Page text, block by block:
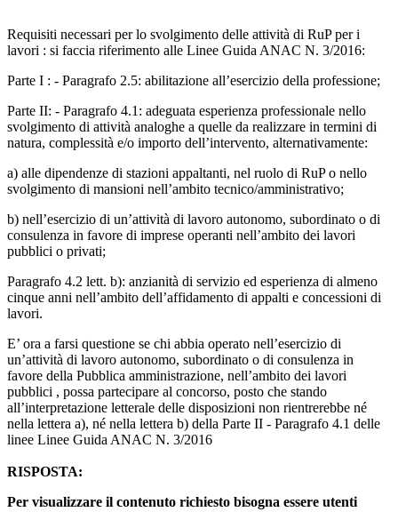
Requisiti necessari per lo svolgimento delle attività di RuP per i
lavori : si faccia riferimento alle Linee Guida ANAC N. 3/2016:
Parte I : - Paragrafo 2.5: abilitazione all’esercizio della professione;
Parte II: - Paragrafo 4.1: adeguata esperienza professionale nello
svolgimento di attività analoghe a quelle da realizzare in termini di
natura, complessità e/o importo dell’intervento, alternativamente:
a) alle dipendenze di stazioni appaltanti, nel ruolo di RuP o nello
svolgimento di mansioni nell’ambito tecnico/amministrativo;
b) nell’esercizio di un’attività di lavoro autonomo, subordinato o di
consulenza in favore di imprese operanti nell’ambito dei lavori
pubblici o privati;
Paragrafo 4.2 lett. b): anzianità di servizio ed esperienza di almeno
cinque anni nell’ambito dell’affidamento di appalti e concessioni di
lavori.
E’ ora a farsi questione se chi abbia operato nell’esercizio di
un’attività di lavoro autonomo, subordinato o di consulenza in
favore della Pubblica amministrazione, nell’ambito dei lavori
pubblici , possa partecipare al concorso, posto che stando
all’interpretazione letterale delle disposizioni non rientrerebbe né
nella lettera a), né nella lettera b) della Parte II - Paragrafo 4.1 delle
linee Linee Guida ANAC N. 3/2016
RISPOSTA:
Per visualizzare il contenuto richiesto bisogna essere utenti